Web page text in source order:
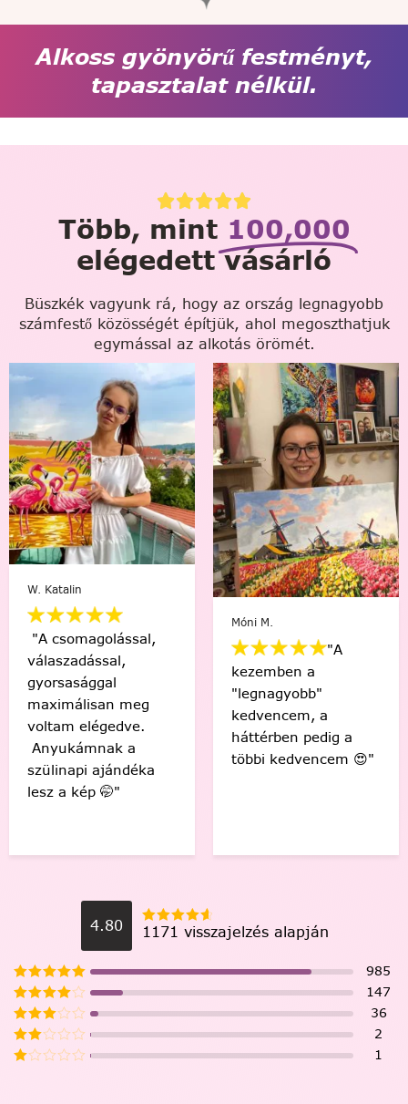
Alkoss gyönyörű festményt,
tapasztalat nélkül.
Több, mint 100,000
elégedett vásárló
Büszkék vagyunk rá, hogy az ország legnagyobb
számfestő közösségét építjük, ahol megoszthatjuk
egymással az alkotás örömét.
Móni M.
kezemben a
"legnagyobb"
kedvencem, a
háttérben pedig a
többi kedvencem 😍"
"Sziasztok!
az első! Csodás
érzés, hogy én
készítettem ezt a
gyönyörű képet!
Köszönöm! "
4.80 1171 visszajelzés alapján
985
147
36
2
1